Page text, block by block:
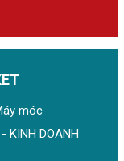
móc
KINH DOANH